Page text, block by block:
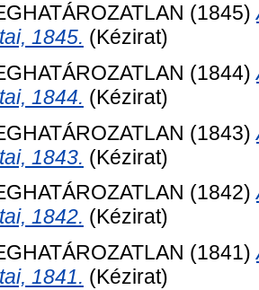
(1845)
1845. (Kézirat)
(1844)
1844. (Kézirat)
(1843)
1843. (Kézirat)
(1842)
1842. (Kézirat)
(1841)
1841. (Kézirat)